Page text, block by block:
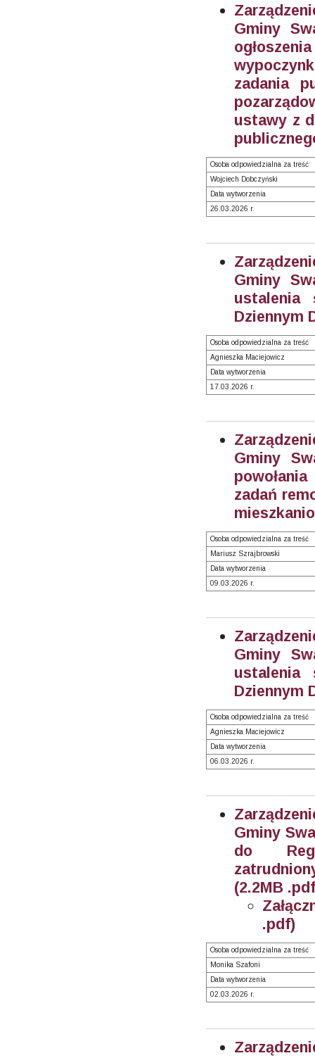
Gminy
zadania
ustawy z
Osoba odpowiedzialna za treść
Wojciech Dobczyński
Data wytworzenia
26.03.2026 r.
Gminy
ustalenia
Dziennym
Osoba odpowiedzialna za treść
Agnieszka Maciejowicz
Data wytworzenia
17.03.2026 r.
Gminy
zadań
Osoba odpowiedzialna za treść
Mariusz Szrajbrowski
Data wytworzenia
09.03.2026 r.
Gminy
ustalenia
Dziennym
Osoba odpowiedzialna za treść
Agnieszka Maciejowicz
Data wytworzenia
06.03.2026 r.
Gminy
do
(2.2MB
.pdf)
Osoba odpowiedzialna za treść
Monika Szafoni
Data wytworzenia
02.03.2026 r.